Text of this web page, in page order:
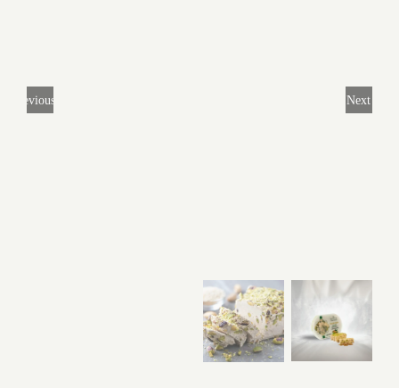
Previous Next